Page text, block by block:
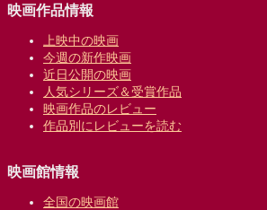
映画作品情報
上映中の映画
今週の新作映画
近日公開の映画
人気シリーズ＆受賞作品
映画作品のレビュー
作品別にレビューを読む
映画館情報
全国の映画館